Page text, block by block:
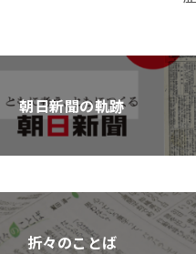
朝日新聞の軌跡
折々のことば